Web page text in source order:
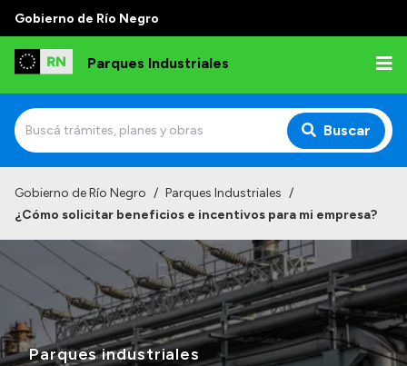
Gobierno de Río Negro
Parques Industriales
Buscar
Misión
¿Qué hacemos?
Autoridades
Normativa
Gobierno de Río Negro / Parques Industriales /
¿Cómo solicitar beneficios e incentivos para mi empresa?
Parques industriales